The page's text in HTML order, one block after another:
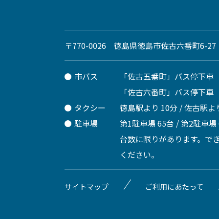
〒770-0026 徳島県徳島市佐古六番町6-27
市バス
「佐古五番町」バス停下
「佐古六番町」バス停下
タクシー
徳島駅より 10分 / 佐古駅
駐車場
第1駐車場 65台 / 第2駐車
台数に限りがあります。で
ください。
サイトマップ ご利用にあたって